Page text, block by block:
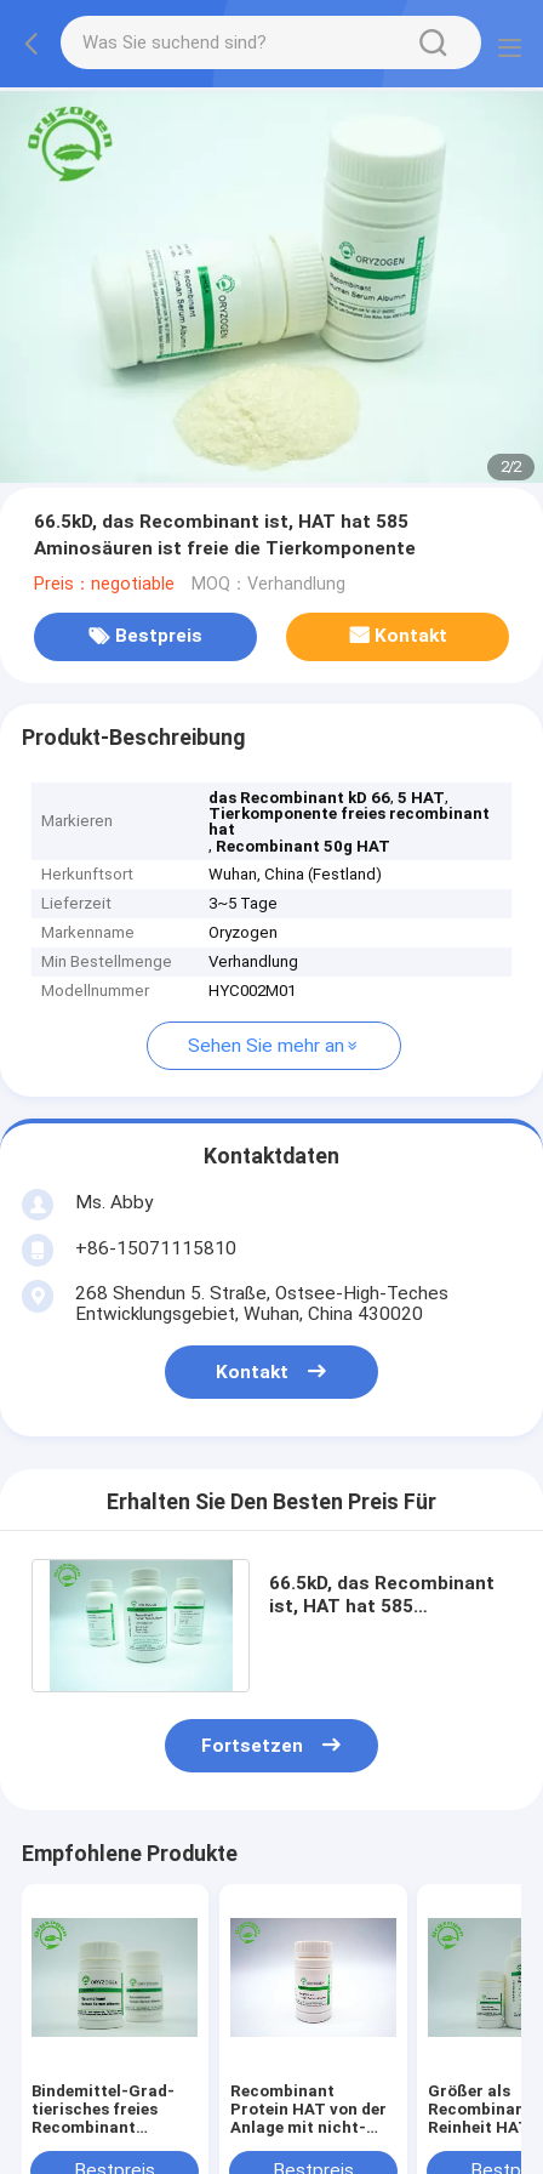
2/2
66.5kD, das Recombinant ist, HAT hat 585
Aminosäuren ist freie die Tierkomponente
Preis：negotiable MOQ：Verhandlung
Bestpreis Kontakt
Produkt-Beschreibung
Markieren
das Recombinant kD 66,5 HAT,
Tierkomponente freies recombinant
hat
, Recombinant 50g HAT
Herkunftsort
Wuhan, China (Festland)
Lieferzeit
3~5 Tage
Markenname
Oryzogen
Min Bestellmenge
Verhandlung
Modellnummer
HYC002M01
Sehen Sie mehr an
Kontaktdaten
Ms. Abby
+86-15071115810
268 Shendun 5. Straße, Ostsee-High-Teches
Entwicklungsgebiet, Wuhan, China 430020
Kontakt
Erhalten Sie Den Besten Preis Für
66.5kD, das Recombinant
ist, HAT hat 585
Fortsetzen
Empfohlene Produkte
Bindemittel-Grad-
tierisches freies
Recombinant
Serum-Albumin
Recombinant
Protein HAT von der
Anlage mit nicht-
Endotoxin weniger
Größer als
Recombinant
Reinheit HAT